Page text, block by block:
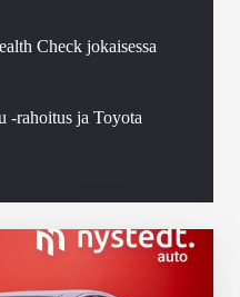
Check jokaisessa
-rahoitus ja Toyota